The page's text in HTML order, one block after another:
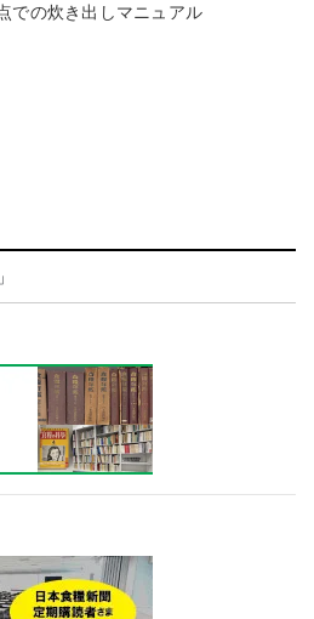
での炊き出しマニュアル